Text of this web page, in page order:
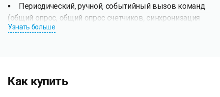
Периодический, ручной, событийный вызов команд
(общий опрос, общий опрос счетчиков, синхронизация
времени)
Надлежащее сохранение буферизированных данных
в качестве временных серий
Узнать больше
Как купить